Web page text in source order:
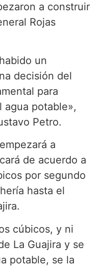
a construir
Rojas
un
decisión del
para
agua potable»,
Petro.
a
de acuerdo a
por segundo
hasta el
cúbicos, y ni
La Guajira y se
potable, se la